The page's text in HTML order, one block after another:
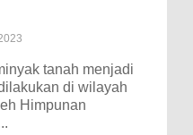
tanah menjadi
di wilayah
Himpunan